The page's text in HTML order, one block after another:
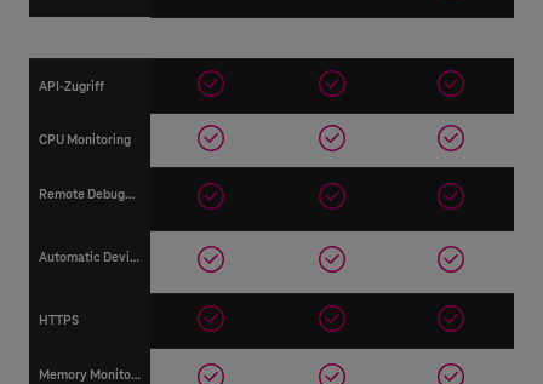
API-Zugriff
CPU Monitoring
Remote Debugging
Automatic Device Clean-Up
HTTPS
Memory Monitoring